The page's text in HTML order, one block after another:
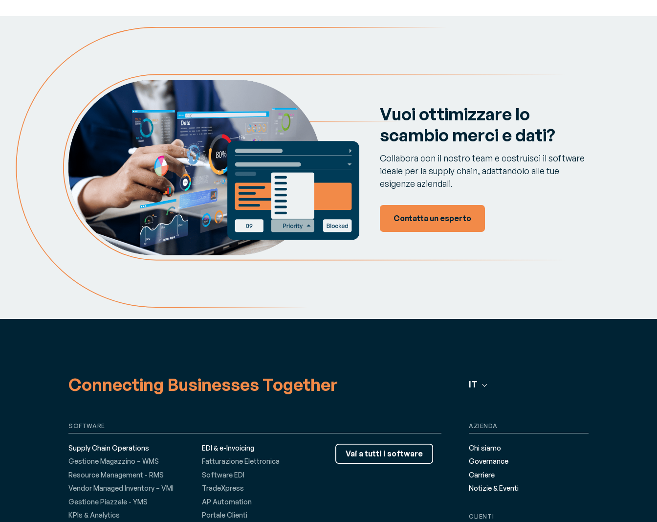
Vuoi ottimizzare lo
scambio merci e dati?
Collabora con il nostro team e costruisci il software
ideale per la supply chain, adattandolo alle tue
esigenze aziendali.
Contatta un esperto
Connecting Businesses Together IT
SOFTWARE
Supply Chain Operations
Gestione Magazzino – WMS
Resource Management - RMS
Vendor Managed Inventory – VMI
Gestione Piazzale - YMS
KPIs & Analytics
EDI & e-Invoicing
Fatturazione Elettronica
Software EDI
TradeXpress
AP Automation
Portale Clienti
Vai a tutti i software
AZIENDA
Chi siamo
Governance
Carriere
Notizie & Eventi
CLIENTI